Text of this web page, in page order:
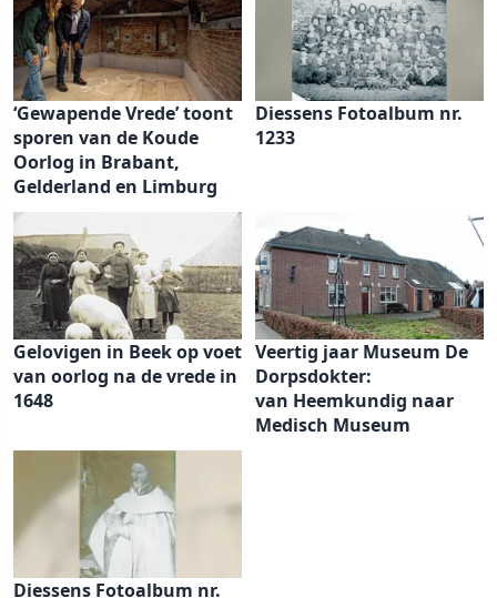
‘Gewapende Vrede’ toont
sporen van de Koude
Oorlog in Brabant,
Gelderland en Limburg
Diessens Fotoalbum nr.
1233
Gelovigen in Beek op voet
van oorlog na de vrede in
1648
Veertig jaar Museum De
Dorpsdokter:
van Heemkundig naar
Medisch Museum
Diessens Fotoalbum nr.